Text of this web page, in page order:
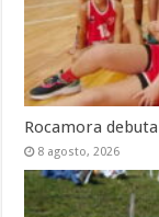
Rocamora
8 agosto, 2026